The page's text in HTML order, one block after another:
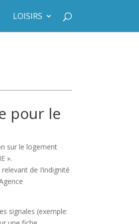
LOISIRS
pour le
sur le logement
».
de I’indignité
signales (exemple: